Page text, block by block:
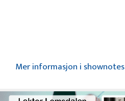
Mer informasjon i shownotes